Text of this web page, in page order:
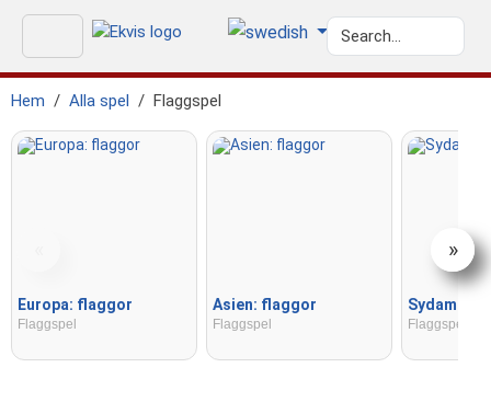
Hem Alla spel Flaggspel
Europa: flaggor
Flaggspel
Asien: flaggor
Flaggspel Flaggspel
»